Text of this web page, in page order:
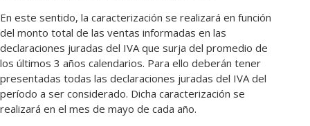
En este sentido, la caracterización se realizará en función
del monto total de las ventas informadas en las
declaraciones juradas del IVA que surja del promedio de
los últimos 3 años calendarios. Para ello deberán tener
presentadas todas las declaraciones juradas del IVA del
período a ser considerado. Dicha caracterización se
realizará en el mes de mayo de cada año.